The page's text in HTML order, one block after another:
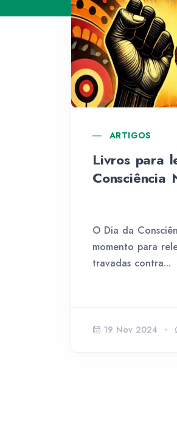
ARTIGOS
Livros para
Consciência
O Dia da
momento para
travadas contra...
19 Nov 2024